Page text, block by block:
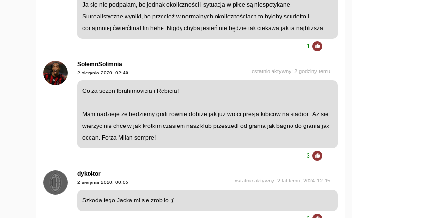
Ja się nie podpalam, bo jednak okoliczności i sytuacja w piłce są niespotykane.
Surrealistyczne wyniki, bo przecież w normalnych okolicznościach to byloby scudetto i
conajmniej ćwierćfinał lm hehe. Nigdy chyba jesień nie będzie tak ciekawa jak ta najbliższa.
1
SolemnSolimnia
ostatnio aktywny: 2 godziny temu
2 sierpnia 2020, 02:40
Co za sezon Ibrahimovicia i Rebicia!
Mam nadzieje ze bedziemy grali rownie dobrze jak juz wroci presja kibicow na stadion. Az sie
wierzyc nie chce w jak krotkim czasiem nasz klub przeszedl od grania jak bagno do grania jak
ocean. Forza Milan sempre!
3
dykt4tor
ostatnio aktywny: 2 lat temu, 2024-12-15
2 sierpnia 2020, 00:05
Szkoda tego Jacka mi sie zrobiło ;(